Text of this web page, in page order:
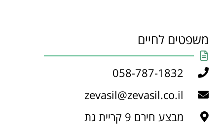
משפטים לחיים
058-787-1832
zevasil@zevasil.co.il
מבצע חירם 9 קריית גת